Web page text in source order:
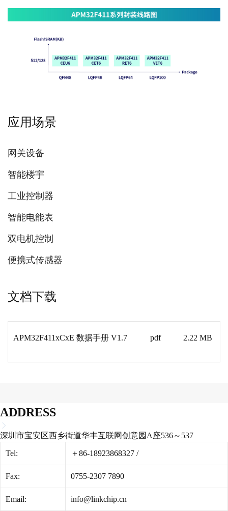
应用场景
网关设备
智能楼宇
工业控制器
智能电能表
双电机控制
便携式传感器
文档下载
APM32F411xCxE 数据手册 V1.7 pdf 2.22 MB
ADDRESS
深圳市宝安区西乡街道华丰互联网创意园A座536～537
Tel: ＋86-18923868327 /
Fax: 0755-2307 7890
Email: info@linkchip.cn